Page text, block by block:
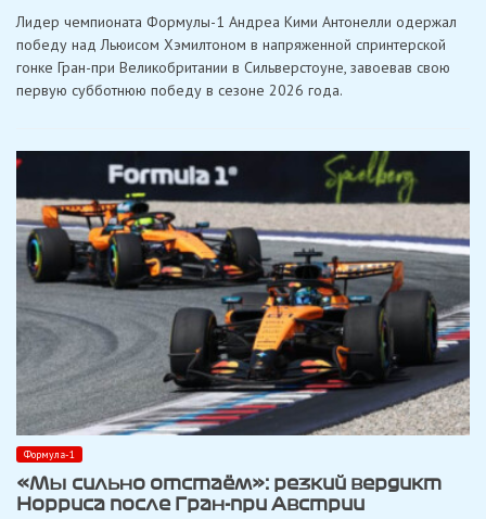
выиграл
спринт
в
Лидер чемпионата Формулы-1 Андреа Кими Антонелли одержал
победу над Льюисом Хэмилтоном в напряженной спринтерской
гонке Гран-при Великобритании в Сильверстоуне, завоевав свою
первую субботнюю победу в сезоне 2026 года.
Формула-1
«Мы сильно отстаём»: резкий вердикт
Норриса после Гран-при Австрии